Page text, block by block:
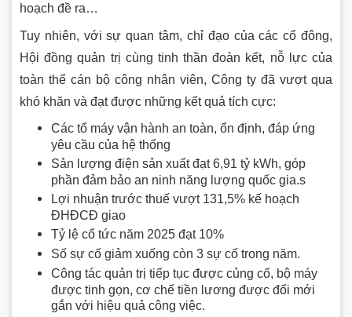
hoạch đề ra…
Tuy nhiên, với sự quan tâm, chỉ đạo của các cổ đông,
Hội đồng quản trị cùng tinh thần đoàn kết, nỗ lực của
toàn thể cán bộ công nhân viên, Công ty đã vượt qua
khó khăn và đạt được những kết quả tích cực:
Các tổ máy vận hành an toàn, ổn định, đáp ứng
yêu cầu của hệ thống
Sản lượng điện sản xuất đạt 6,91 tỷ kWh, góp
phần đảm bảo an ninh năng lượng quốc gia.s
Lợi nhuận trước thuế vượt 131,5% kế hoạch
ĐHĐCĐ giao
Tỷ lệ cổ tức năm 2025 đạt 10%
Số sự cố giảm xuống còn 3 sự cố trong năm.
Công tác quản trị tiếp tục được củng cố, bộ máy
được tinh gọn, cơ chế tiền lương được đổi mới
gắn với hiệu quả công việc.